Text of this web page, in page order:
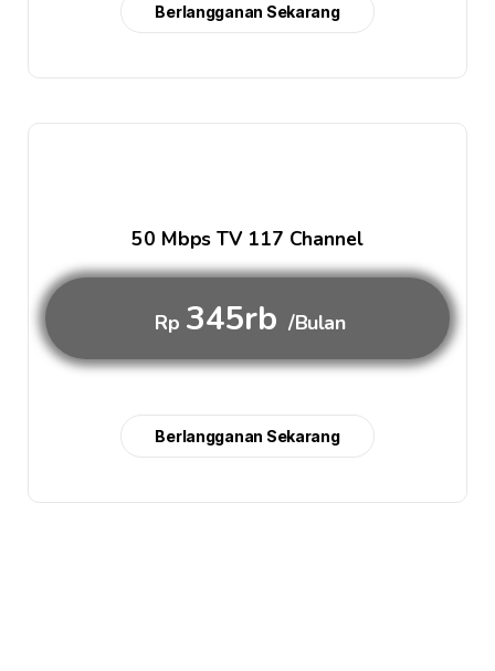
Berlangganan Sekarang
50 Mbps TV 117 Channel
Rp 345rb /Bulan
Berlangganan Sekarang